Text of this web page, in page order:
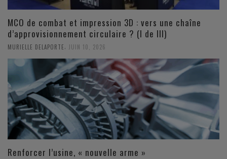
MCO de combat et impression 3D : vers une chaîne
d’approvisionnement circulaire ? (I de III)
MURIELLE DELAPORTE JUIN 10, 2026
Renforcer l’usine, « nouvelle arme »